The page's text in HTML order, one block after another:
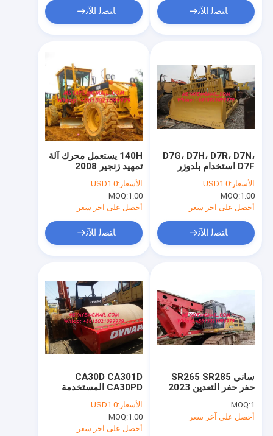
مسكن
منتجات
جولة في المعمل
مراقبة الجودة
اتصل بنا
بلدوزر مستعمل
تستخدم الجرافة
يستعمل حفار لعمليّة بيع
يستعمل شاحنة مرفاع
ﺎﺘﺼﻟ ﺍﻶﻧ ﺎﺘﺼﻟ ﺍﻶﻧ
140H يستعمل محرك آلة
تمهيد زنجير 2008
الأسعار:USD1.0
MOQ:1.00
أحصل على آخر سعر
ﺎﺘﺼﻟ ﺍﻶﻧ
D7G، D7H، D7R، D7N،
D7F استخدام بلدوزر
كاتربيلر للبيع بيع البلدوزر
الزاحف
الأسعار:USD1.0
MOQ:1.00
أحصل على آخر سعر
ﺎﺘﺼﻟ ﺍﻶﻧ
CA30D CA301D
CA30PD المستخدمة
مدحلة للبيع بوتسوانا
السنغال سوازيلاند غينيا
بيساو
الأسعار:USD1.0
MOQ:1.00
أحصل على آخر سعر
ساني SR265 SR285
حفر حفر التعدين 2023
طريقة الحفر
MOQ:1
أحصل على آخر سعر